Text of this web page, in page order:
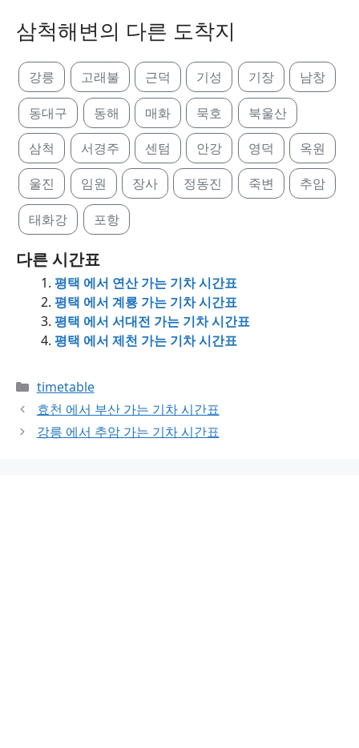
삼척해변의 다른 도착지
강릉 고래불 근덕 기성 기장 남창
동대구 동해 매화 묵호 북울산
삼척 서경주 센텀 안강 영덕 옥원
울진 임원 장사 정동진 죽변 추암
태화강 포항
다른 시간표
평택 에서 연산 가는 기차 시간표
평택 에서 계룡 가는 기차 시간표
평택 에서 서대전 가는 기차 시간표
평택 에서 제천 가는 기차 시간표
Categories
timetable
효천 에서 부산 가는 기차 시간표
강릉 에서 추암 가는 기차 시간표